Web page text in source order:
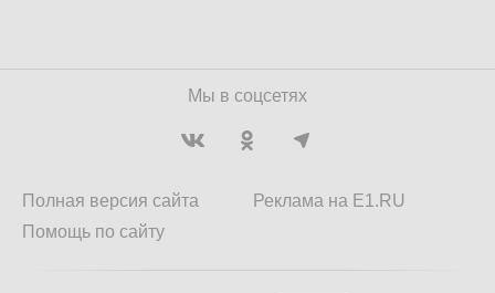
Мы в соцсетях
Полная версия сайта
Помощь по сайту
Реклама на E1.RU